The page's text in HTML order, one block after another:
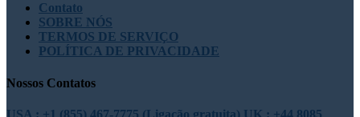
Contato
SOBRE NÓS
TERMOS DE SERVIÇO
POLÍTICA DE PRIVACIDADE
Nossos Contatos
USA : +1 (855) 467-7775 (Ligação gratuita) UK : +44 8085